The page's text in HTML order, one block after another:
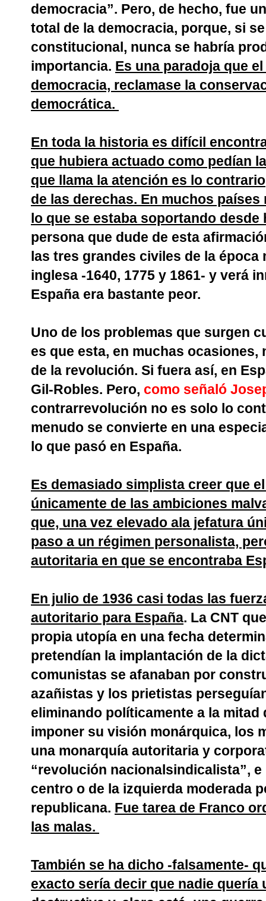
democracia”. Pero, de hecho, fue
total de la democracia, porque, si
constitucional, nunca se habría
importancia. Es una paradoja que
democracia, reclamase la
democrática.
En toda la historia es difícil
que hubiera actuado como pedían
que llama la atención es lo
de las derechas. En muchos
lo que se estaba soportando desde
persona que dude de esta
las tres grandes civiles de la época
inglesa -1640, 1775 y 1861- y verá
España era bastante peor.
Uno de los problemas que surgen
es que esta, en muchas
de la revolución. Si fuera así, en
Gil-Robles. Pero, como señaló
contrarrevolución no es solo lo
menudo se convierte en una
lo que pasó en España.
Es demasiado simplista creer que
únicamente de las ambiciones
que, una vez elevado ala jefatura
paso a un régimen personalista,
autoritaria en que se encontraba
En julio de 1936 casi todas las
autoritario para España. La CNT
propia utopía en una fecha
pretendían la implantación de la
comunistas se afanaban por
azañistas y los prietistas
eliminando políticamente a la
imponer su visión monárquica, los
una monarquía autoritaria y
“revolución nacionalsindicalista”,
centro o de la izquierda moderada
republicana. Fue tarea de Franco
las malas.
También se ha dicho -falsamente-
exacto sería decir que nadie quería